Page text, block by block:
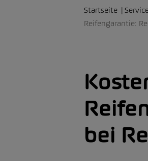
Startseite
Reifengarantie:
bei